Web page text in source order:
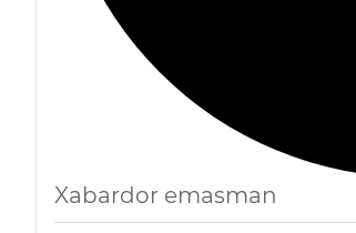
Xabardor emasman